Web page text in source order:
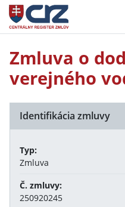
Zmluva o
verejného
Identifikácia zmluvy
Typ:
Zmluva
Č. zmluvy:
250920245